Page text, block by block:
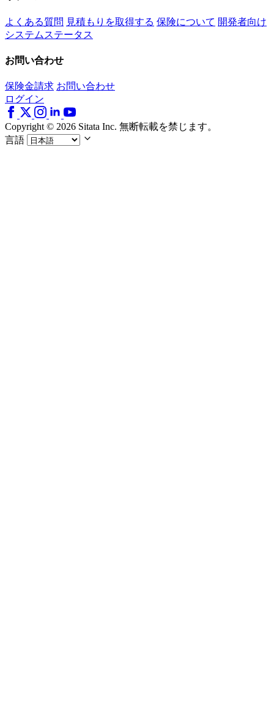
よくある質問 見積もりを取得する 保険について 開発者向け
システムステータス
お問い合わせ
保険金請求 お問い合わせ
ログイン
Copyright © 2026 Sitata Inc. 無断転載を禁じます。
言語